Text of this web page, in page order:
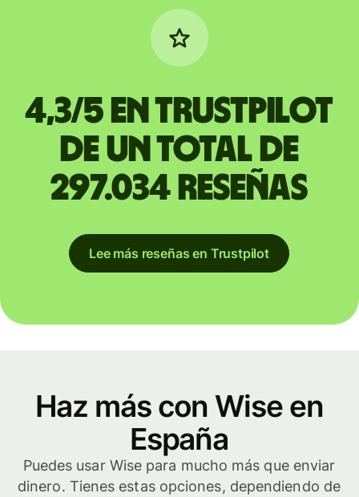
4,3/5 en Trustpilot
de un total de
297.034 reseñas
Lee más reseñas en Trustpilot
Haz más con Wise en
España
Puedes usar Wise para mucho más que enviar
dinero. Tienes estas opciones, dependiendo de